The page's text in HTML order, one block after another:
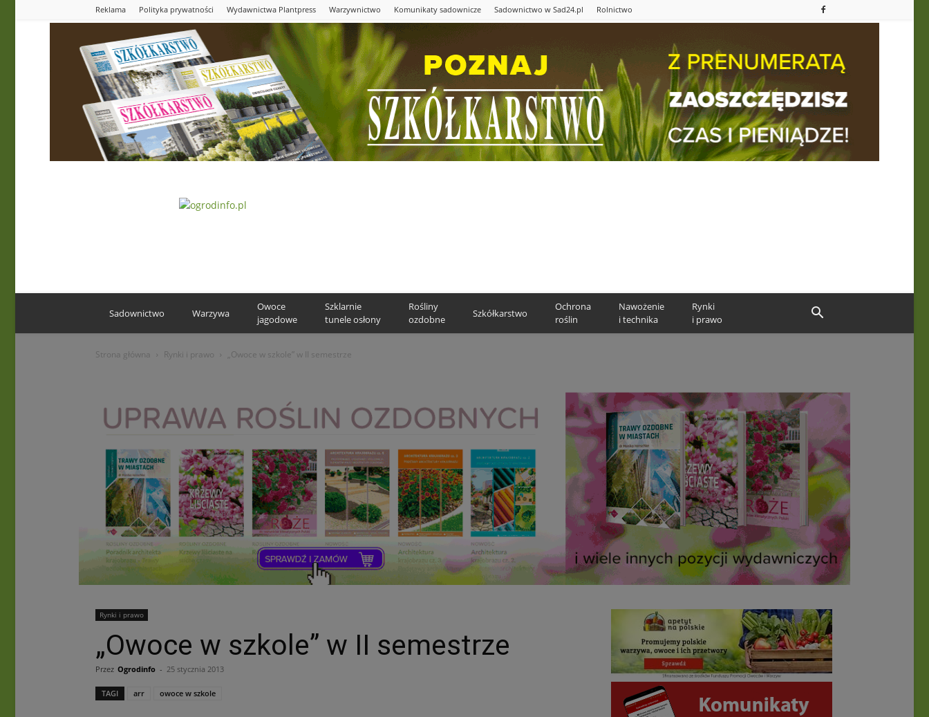
Reklama Polityka prywatności Wydawnictwa Plantpress Warzywnictwo Komunikaty sadownicze Sadownictwo w Sad24.pl Rolnictwo
Sadownictwo Warzywa
Owoce
jagodowe
Szklarnie
tunele osłony
Rośliny
ozdobne
Szkółkarstwo
Ochrona
roślin
Nawożenie
i technika
Rynki
i prawo
Strona główna Rynki i prawo „Owoce w szkole” w II semestrze
Rynki i prawo
„Owoce w szkole” w II semestrze
Przez Ogrodinfo - 25 stycznia 2013
TAGI arr owoce w szkole